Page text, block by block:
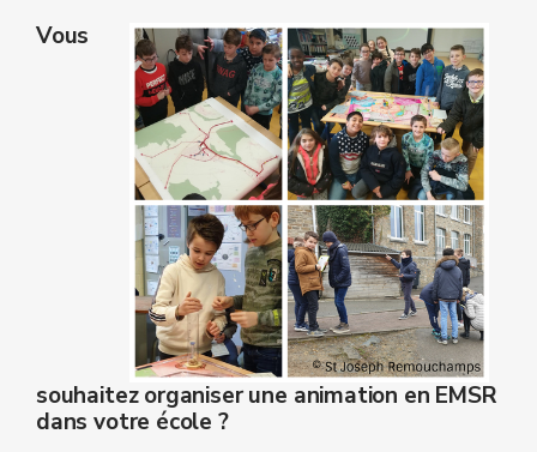
Vous
souhaitez organiser une animation en EMSR
dans votre école ?